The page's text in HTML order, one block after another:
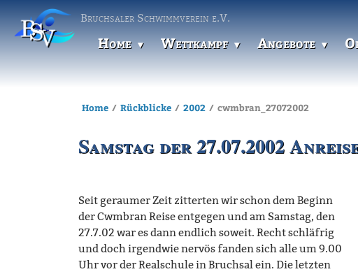
Bruchsaler Schwimmverein e.V.
Home Wettkampf Angebote
Home Rückblicke 2002 cwmbran_27072002
Samstag der 27.07.2002
Seit geraumer Zeit zitterten wir schon dem Beginn
der Cwmbran Reise entgegen und am Samstag, den
27.7.02 war es dann endlich soweit. Recht schläfrig
und doch irgendwie nervös fanden sich alle um 9.00
Uhr vor der Realschule in Bruchsal ein. Die letzten